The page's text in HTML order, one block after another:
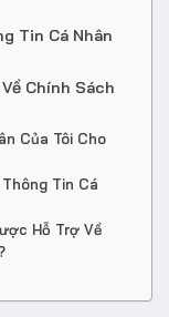
Tin Cá Nhân
Chính Sách
Của Tôi Cho
Tin Cá
Hỗ Trợ Về